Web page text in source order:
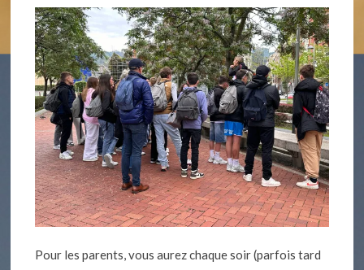
Pour les parents, vous aurez chaque soir (parfois tard